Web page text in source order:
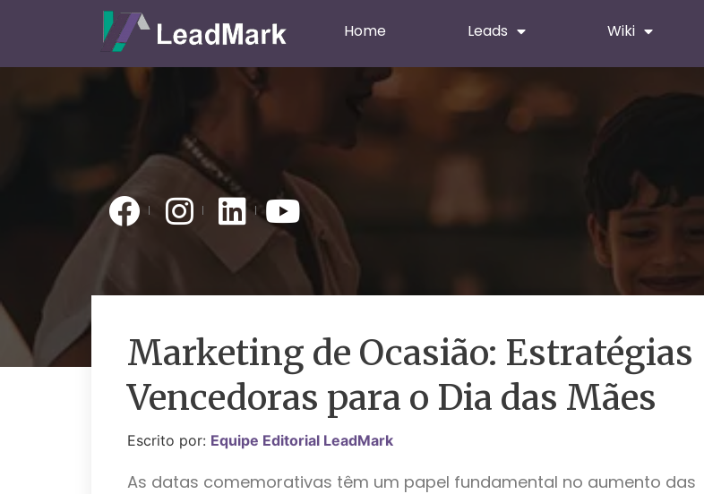
Home Leads Wiki
Marketing de Ocasião: Estratégias
Vencedoras para o Dia das Mães
Escrito por: Equipe Editorial LeadMark
As datas comemorativas têm um papel fundamental no aumento das